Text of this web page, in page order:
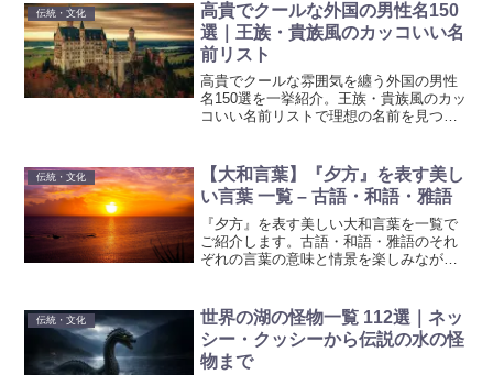
てください。
伝統・文化
高貴でクールな外国の男性名150
選｜王族・貴族風のカッコいい名
前リスト
高貴でクールな雰囲気を纏う外国の男性
名150選を一挙紹介。王族・貴族風のカッ
コいい名前リストで理想の名前を見つけ
伝統・文化
【大和言葉】『夕方』を表す美し
い言葉 一覧 – 古語・和語・雅語
『夕方』を表す美しい大和言葉を一覧で
ご紹介します。古語・和語・雅語のそれ
ぞれの言葉の意味と情景を楽しみなが
です。
伝統・文化
世界の湖の怪物一覧 112選｜ネッ
シー・クッシーから伝説の水の怪
物まで